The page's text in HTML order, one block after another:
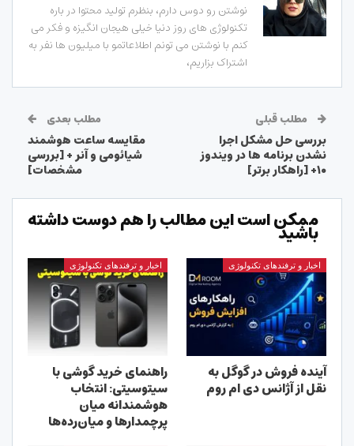
نوشتن رو دوس دارم، بنظرم تولید محتوا در باره
تکنولوژی های روز دنیا خیلی هیجان انگیزه و فکر می
کنم با نوشتن می تونم اطلاعاتمو با میلیون ها نفر به
اشتراک بزاریم،
مطلب قبلی
بررسی حل مشکل اجرا
نشدن برنامه ها در ویندوز
۱۰+ [راهکار برتر]
مطلب بعدی
مقایسه ساعت هوشمند
شیائومی و آنر + [بررسی
مشخصات]
ممکن است این مطالب را هم دوست داشته
باشید
اخبار و ترفندهای تکنولوژی
آینده فروش در گوگل به
نقل از آژانس دی ام روم
اخبار و ترفندهای تکنولوژی
راهنمای خرید گوشی با
سیتوسیتی: انتخاب
هوشمندانه میان
پرچمدارها و میان‌رده‌ها